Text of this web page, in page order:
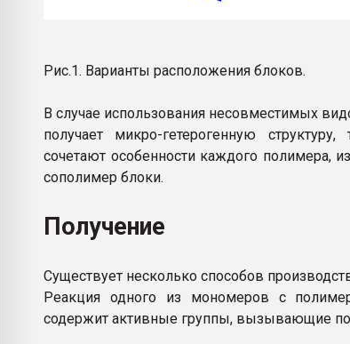
Рис.1. Варианты расположения блоков.
В случае использования несовместимых
получает микро-гетерогенную
сочетают особенности каждого полимера,
сополимер блоки.
Получение
Существует несколько способов
Реакция одного из мономеров с
содержит активные группы, вызывающие